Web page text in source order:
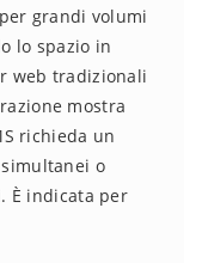
grandi volumi
lo spazio in
web tradizionali
mostra
richieda un
o
È indicata per